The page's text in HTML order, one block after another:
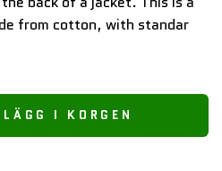
from cotton, with standar
LÄGG I KORGEN